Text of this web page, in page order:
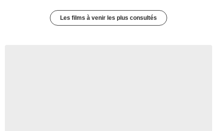
Les films à venir les plus consultés